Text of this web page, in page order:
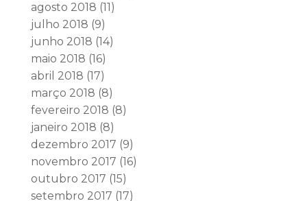
agosto 2018 (11)
julho 2018 (9)
junho 2018 (14)
maio 2018 (16)
abril 2018 (17)
março 2018 (8)
fevereiro 2018 (8)
janeiro 2018 (8)
dezembro 2017 (9)
novembro 2017 (16)
outubro 2017 (15)
setembro 2017 (17)